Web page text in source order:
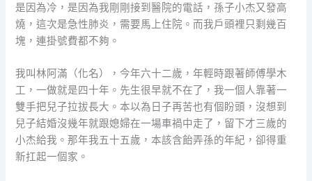
是因為冷，是因為我剛剛接到醫院的電話，孫子小杰又發高
燒，這次是急性肺炎，需要馬上住院。而我戶頭裡只剩幾百
塊，連掛號費都不夠。
我叫林阿滿（化名），今年六十二歲，年輕時跟著師傅學木
工，一做就是四十年。先生很早就不在了，我一個人靠著一
雙手把兒子拉拔長大。本以為日子再苦也有個盼頭，沒想到
兒子結婚沒幾年就跟媳婦在一場車禍中走了，留下才三歲的
小杰給我。那年我五十五歲，本該含飴弄孫的年紀，卻得重
新扛起一個家。